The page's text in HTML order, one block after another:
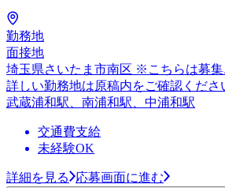
勤務地
面接地
埼玉県さいたま市南区 ※こちらは募集
詳しい勤務地は原稿内をご確認くださ
武蔵浦和駅、南浦和駅、中浦和駅
交通費支給
未経験OK
詳細を見る 応募画面に進む